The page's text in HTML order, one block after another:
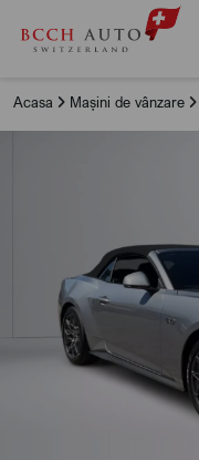
Acasa Mașini de vânzare